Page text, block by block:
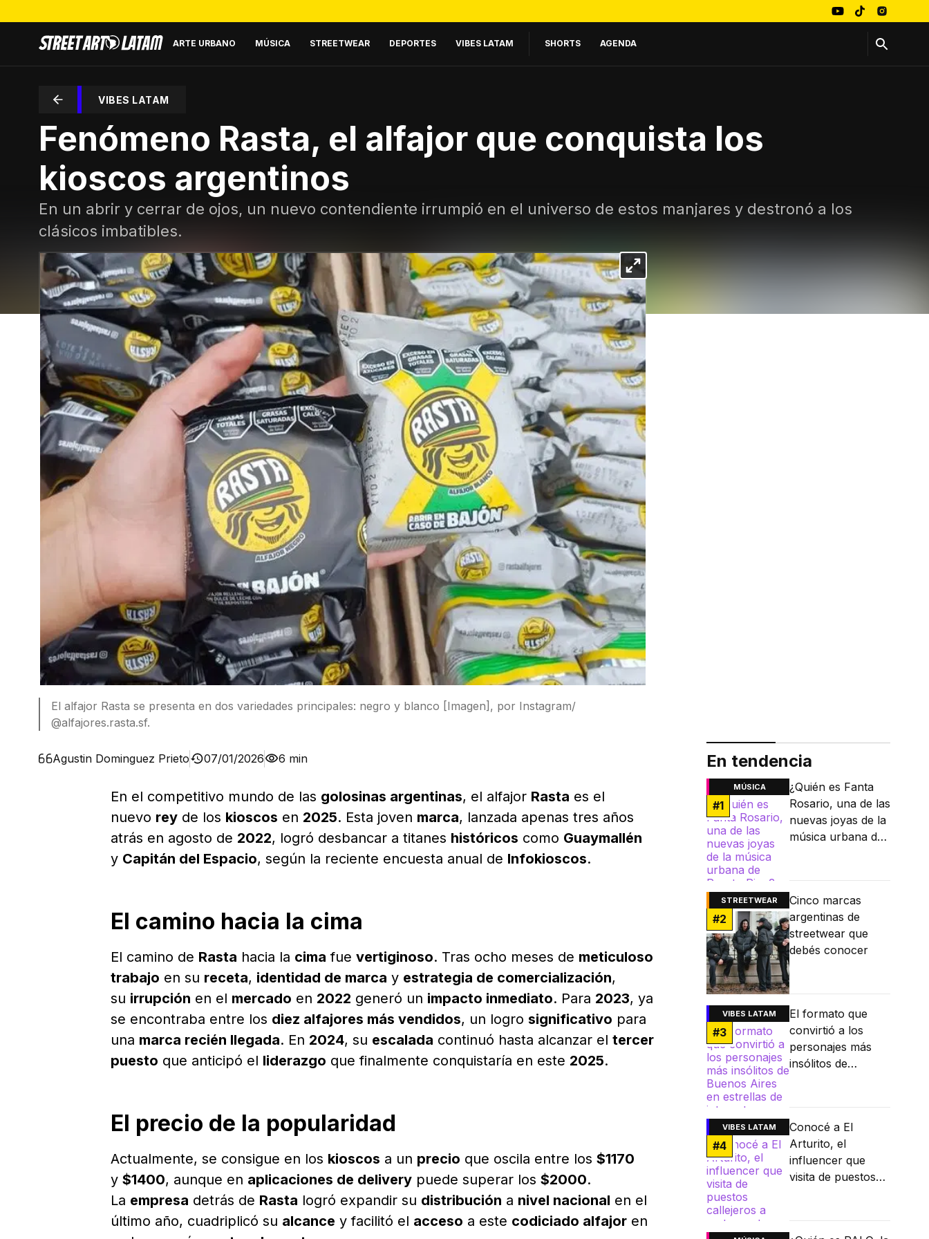
ARTE URBANO MÚSICA STREETWEAR DEPORTES VIBES LATAM SHORTS AGENDA
VIBES LATAM
Fenómeno Rasta, el alfajor que conquista los
kioscos argentinos
En un abrir y cerrar de ojos, un nuevo contendiente irrumpió en el universo de estos manjares y destronó a los
clásicos imbatibles.
El alfajor Rasta se presenta en dos variedades principales: negro y blanco [Imagen], por Instagram/
@alfajores.rasta.sf.
Agustin Dominguez Prieto 07/01/2026 6 min
En el competitivo mundo de las golosinas argentinas, el alfajor Rasta es el
nuevo rey de los kioscos en 2025. Esta joven marca, lanzada apenas tres años
atrás en agosto de 2022, logró desbancar a titanes históricos como Guaymallén
y Capitán del Espacio, según la reciente encuesta anual de Infokioscos.
El camino hacia la cima
El camino de Rasta hacia la cima fue vertiginoso. Tras ocho meses de meticuloso
trabajo en su receta, identidad de marca y estrategia de comercialización,
su irrupción en el mercado en 2022 generó un impacto inmediato. Para 2023, ya
se encontraba entre los diez alfajores más vendidos, un logro significativo para
una marca recién llegada. En 2024, su escalada continuó hasta alcanzar el tercer
puesto que anticipó el liderazgo que finalmente conquistaría en este 2025.
El precio de la popularidad
Actualmente, se consigue en los kioscos a un precio que oscila entre los $1170
y $1400, aunque en aplicaciones de delivery puede superar los $2000.
La empresa detrás de Rasta logró expandir su distribución a nivel nacional en el
último año, cuadriplicó su alcance y facilitó el acceso a este codiciado alfajor en
En tendencia
MÚSICA
#1
¿Quién es Fanta
Rosario, una de las
nuevas joyas de la
música urbana de
STREETWEAR
#2
Cinco marcas
argentinas de
streetwear que
debés conocer
VIBES LATAM
#3
El formato que
convirtió a los
personajes más
insólitos de
VIBES LATAM
#4
Conocé a El
Arturito, el
influencer que
visita de puestos